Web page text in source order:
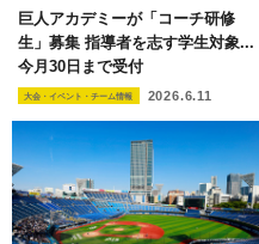
巨人アカデミーが「コーチ研修
生」募集 指導者を志す学生対象...
今月30日まで受付
大会・イベント・チーム情報 2026.6.11